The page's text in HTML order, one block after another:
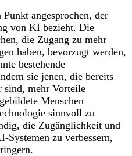
angesprochen, der
von KI bezieht. Die
die Zugang zu mehr
haben, bevorzugt werden,
bestehende
sie jenen, die bereits
sind, mehr Vorteile
Menschen
sinnvoll zu
die Zugänglichkeit und
zu verbessern,